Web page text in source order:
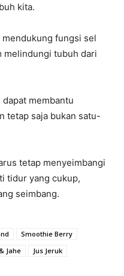
kita.
fungsi sel
melindungi tubuh dari
membantu
tetap saja bukan satu-
tetap menyeimbangi
tidur yang cukup,
seimbang.
Smoothie Berry
Jahe
Jus Jeruk